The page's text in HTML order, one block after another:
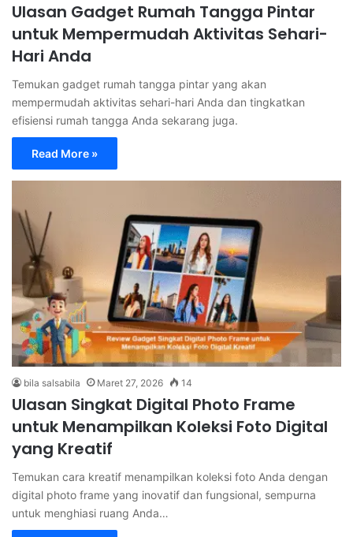
Ulasan Gadget Rumah Tangga Pintar
untuk Mempermudah Aktivitas Sehari-
Hari Anda
Temukan gadget rumah tangga pintar yang akan
mempermudah aktivitas sehari-hari Anda dan tingkatkan
efisiensi rumah tangga Anda sekarang juga.
Read More »
bila salsabila Maret 27, 2026 14
Ulasan Singkat Digital Photo Frame
untuk Menampilkan Koleksi Foto Digital
yang Kreatif
Temukan cara kreatif menampilkan koleksi foto Anda dengan
digital photo frame yang inovatif dan fungsional, sempurna
untuk menghiasi ruang Anda…